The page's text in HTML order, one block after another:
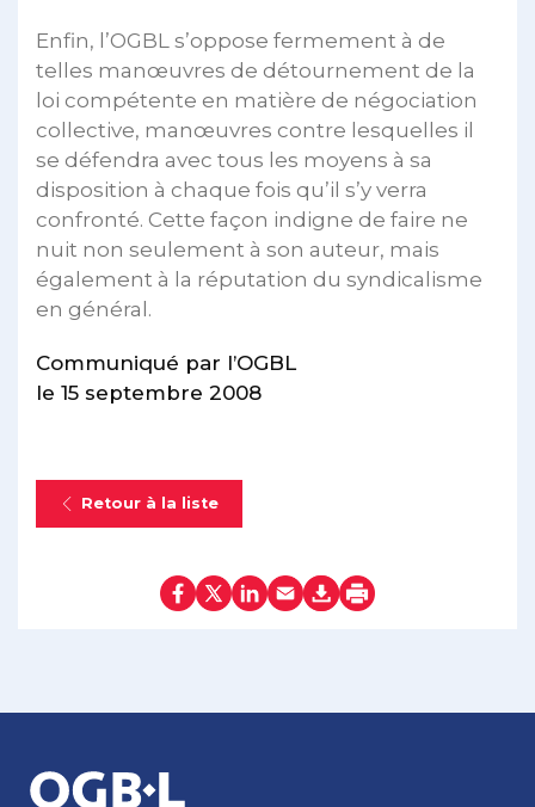
Enfin, l’OGBL s’oppose fermement à de
telles manœuvres de détournement de la
loi compétente en matière de négociation
collective, manœuvres contre lesquelles il
se défendra avec tous les moyens à sa
disposition à chaque fois qu’il s’y verra
confronté. Cette façon indigne de faire ne
nuit non seulement à son auteur, mais
également à la réputation du syndicalisme
en général.
Communiqué par l’OGBL
le 15 septembre 2008
Retour à la liste